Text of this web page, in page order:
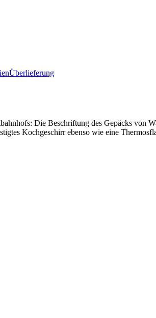
Überlieferung
Die Beschriftung des Gepäcks
Kochgeschirr ebenso wie eine